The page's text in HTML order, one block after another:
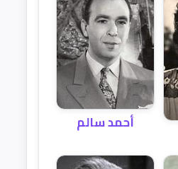
أحمد سالم